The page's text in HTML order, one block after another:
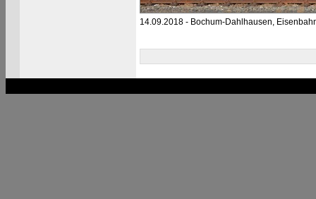
14.09.2018 - Bochum-Dahlhausen,